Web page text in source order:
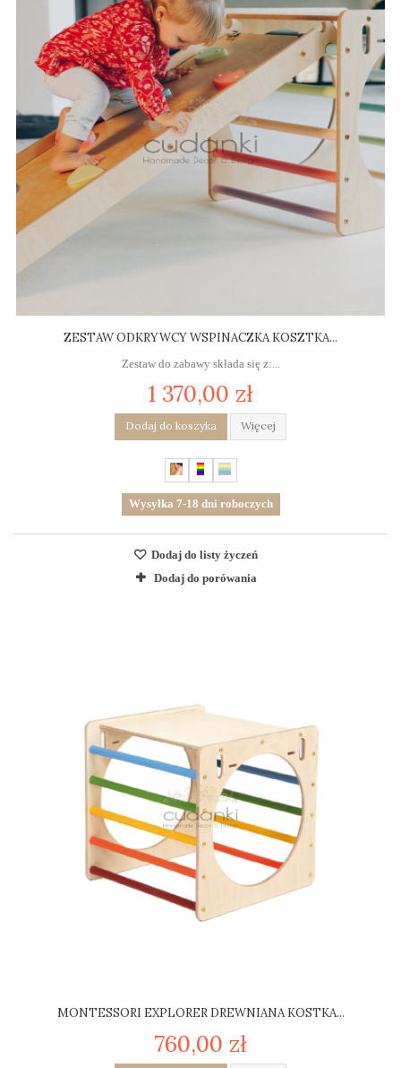
ZESTAW ODKRYWCY WSPINACZKA KOSZTKA...
Zestaw do zabawy składa się z:...
1 370,00 zł
Dodaj do koszyka Więcej
Wysyłka 7-18 dni roboczych
Dodaj do listy życzeń
Dodaj do porówania
MONTESSORI EXPLORER DREWNIANA KOSTKA...
760,00 zł